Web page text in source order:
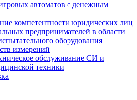
автоматов с денежным
компетентности юридических лиц
предпринимателей в области
оборудования
измерений
обслуживание СИ и
техники